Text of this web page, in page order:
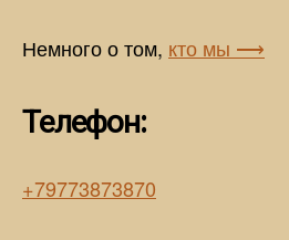
Немного о том, кто мы ⟶
Телефон:
+79773873870